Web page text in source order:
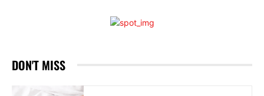
DON'T MISS